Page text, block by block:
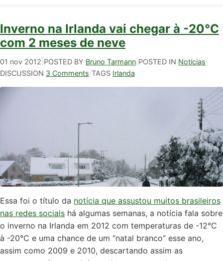
Inverno na Irlanda vai chegar à -20°C
com 2 meses de neve
01 nov 2012 POSTED BY Bruno Tarmann POSTED IN Notícias
DISCUSSION 3 Comments TAGS Irlanda
Essa foi o título da notícia que assustou muitos brasileiros
nas redes sociais há algumas semanas, a notícia fala sobre
o inverno na Irlanda em 2012 com temperaturas de -12°C
à -20°C e uma chance de um “natal branco” esse ano,
assim como 2009 e 2010, descartando assim as